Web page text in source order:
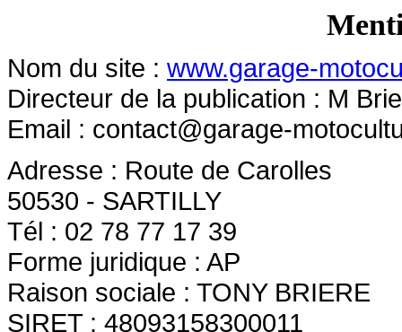
Nom du site : www.garage-
Directeur de la publication : M
Email : contact@garage-
Adresse : Route de Carolles
50530 - SARTILLY
Tél : 02 78 77 17 39
Forme juridique : AP
Raison sociale : TONY BRIERE
SIRET : 48093158300011